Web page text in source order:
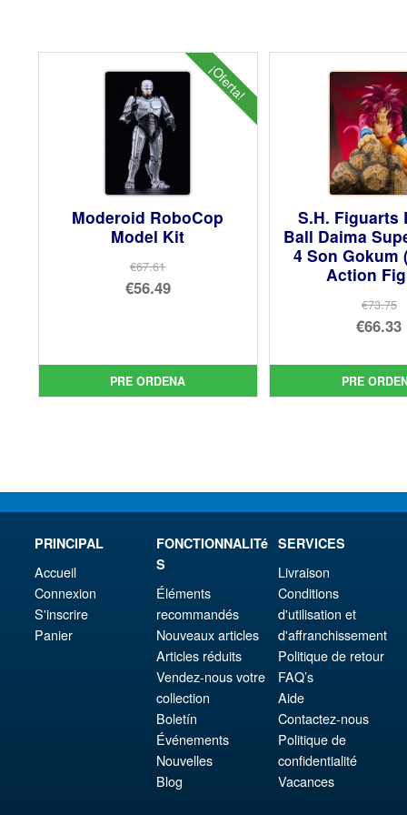
¡Oferta!
Moderoid RoboCop
Model Kit
€67.61
El
era:
€67.61.
€56.49
actual
es:
PRE ORDENA
S.H. Figuarts
Ball Daima
4 Son Gokum
Action
€73.75
El
era:
€66.33
PRE
PRINCIPAL
Accueil
Connexion
S'inscrire
Panier
FONCTIONNALITé
S
Éléments
recommandés
Nouveaux articles
Articles réduits
Vendez-nous votre
collection
Boletín
Événements
Nouvelles
Blog
SERVICES
Livraison
Conditions
d'utilisation et
d'affranchissement
Politique de retour
FAQ’s
Aide
Contactez-nous
Politique de
confidentialité
Vacances